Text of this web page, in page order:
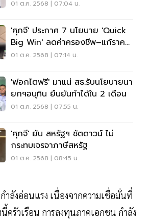
01 ต.ค. 2568 | 07:04 น.
'ศุภจี' ประกาศ 7 นโยบาย 'Quick
Big Win' ลดค่าครองชีพ–แก้ราคา
ข้าว
01 ต.ค. 2568 | 07:14 น.
'ฟอกไตฟรี' มาแน่ สธ.รับนโยบายนา
ยกฯอนุทิน ยืนยันทำได้ใน 2 เดือน
01 ต.ค. 2568 | 07:55 น.
'ศุภจี' ยัน สหรัฐฯ ชัตดาวน์ ไม่
กระทบเจรจาภาษีสหรัฐ
01 ต.ค. 2568 | 08:45 น.
ำลังอ่อนแรง เนื่องจากความเชื่อมั่นที่
รัวเรือน การลงทุนภาคเอกชน กำลัง